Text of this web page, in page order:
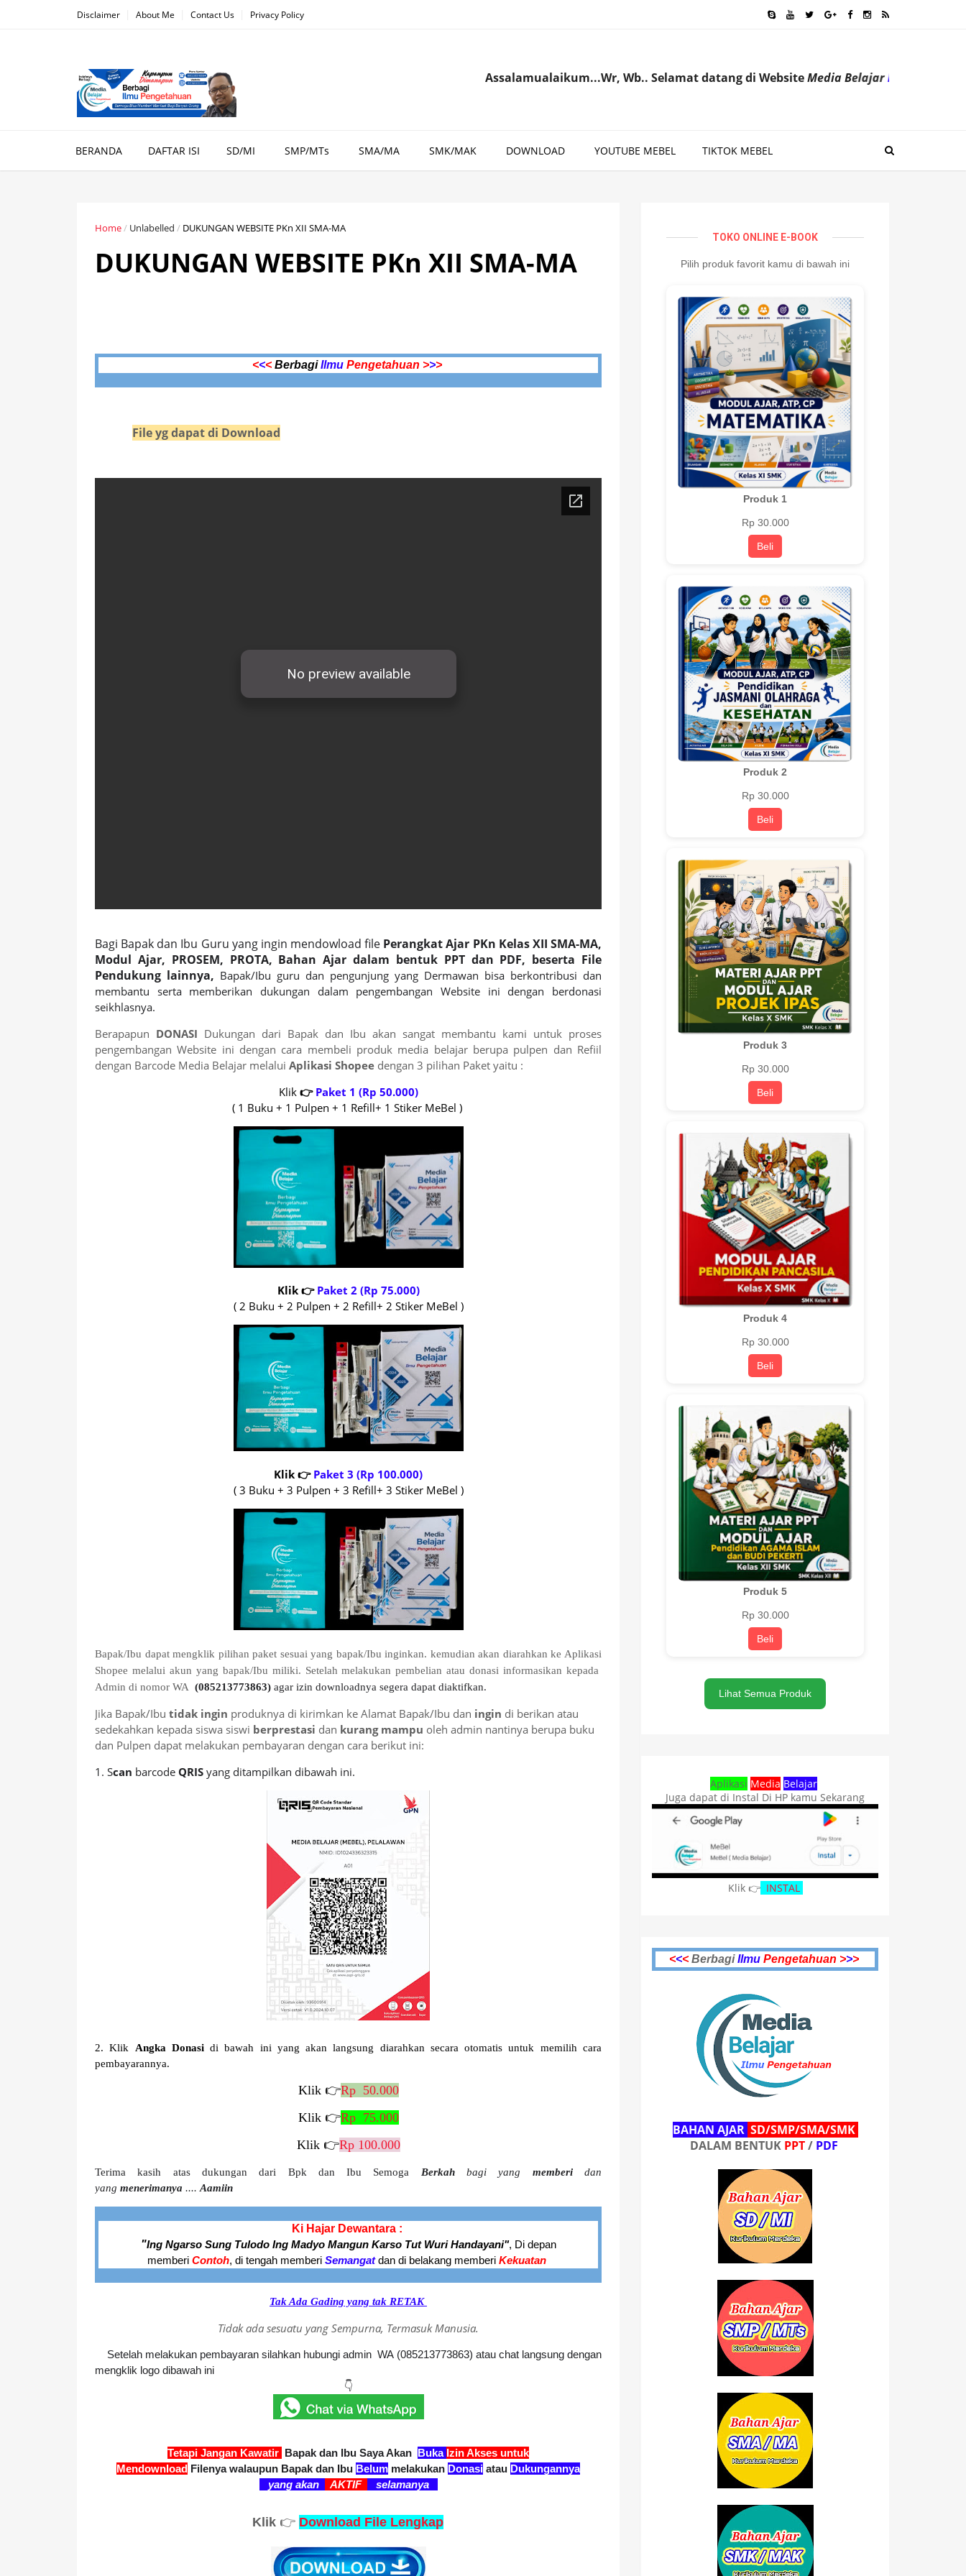
Disclaimer About Me Contact Us Privacy Policy
Assalamualaikum...Wr, Wb.. Selamat datang di WebsiteMedia BelajarIlmuPengetahuan
BERANDA DAFTAR ISI SD/MI SMP/MTs SMA/MA SMK/MAK DOWNLOAD YOUTUBE MEBEL TIKTOK MEBEL
Home/ Unlabelled / DUKUNGAN WEBSITE PKn XII SMA-MA
DUKUNGAN WEBSITE PKn XII SMA-MA
<<< BerbagiIlmuPengetahuan >>>
File yg dapat di Download
Bagi Bapak dan Ibu Guru yang ingin mendowload file Perangkat Ajar PKn Kelas XII SMA-MA,
Modul Ajar, PROSEM, PROTA, Bahan Ajar dalam bentuk PPT dan PDF, beserta File
Pendukung lainnya, Bapak/Ibu guru dan pengunjung yang Dermawan bisa berkontribusi dan
membantu serta memberikan dukungan dalam pengembangan Website ini dengan berdonasi
seikhlasnya.
Berapapun DONASI Dukungan dari Bapak dan Ibu akan sangat membantu kami untuk proses
pengembangan Website ini dengan cara membeli produk media belajar berupa pulpen dan Refiil
dengan Barcode Media Belajar melalui Aplikasi Shopee dengan 3 pilihan Paket yaitu :
Klik👉 Paket 1 (Rp 50.000)
( 1 Buku + 1 Pulpen + 1 Refill+ 1 Stiker MeBel )
Klik 👉 Paket 2 (Rp 75.000)
( 2 Buku + 2 Pulpen + 2 Refill+ 2 Stiker MeBel )
Klik 👉 Paket 3 (Rp 100.000)
( 3 Buku + 3 Pulpen + 3 Refill+ 3 Stiker MeBel )
Bapak/Ibu dapat mengklik pilihan paket sesuai yang bapak/Ibu inginkan. kemudian akan diarahkan ke Aplikasi
Shopee melalui akun yang bapak/Ibu miliki. Setelah melakukan pembelian atau donasi informasikan kepada
Admin di nomor WA (085213773863) agar izin downloadnya segera dapat diaktifkan.
Jika Bapak/Ibu tidak ingin produknya di kirimkan ke Alamat Bapak/Ibu dan ingin di berikan atau
sedekahkan kepada siswa siswi berprestasi dan kurang mampu oleh admin nantinya berupa buku
dan Pulpen dapat melakukan pembayaran dengan cara berikut ini:
1. Scan barcode QRIS yang ditampilkan dibawah ini.
2. Klik Angka Donasidi bawah ini yang akan langsung diarahkan secara otomatis untuk memilih cara
pembayarannya.
Klik 👉Rp 50.000
Klik 👉Rp 75.000
Klik 👉Rp 100.000
Terima kasih atas dukungan dari Bpk dan Ibu Semoga Berkahbagi yang memberidan
yang menerimanya .... Aamiin
Ki Hajar Dewantara :
"Ing Ngarso Sung Tulodo Ing Madyo Mangun Karso Tut Wuri Handayani", Di depan
memberi Contoh, di tengah memberi Semangatdan di belakang memberi Kekuatan
Tak Ada Gading yang tak RETAK
Tidak ada sesuatu yang Sempurna, Termasuk Manusia.
Setelah melakukan pembayaran silahkan hubungi admin WA (085213773863) atau chat langsung dengan
mengklik logo dibawah ini
👇
Tetapi Jangan Kawatir Bapak dan Ibu Saya Akan Buka Izin Akses untuk
Mendownload Filenyawalaupun Bapak dan Ibu Belum melakukan Donasi atau Dukungannya
yang akan
AKTIF selamanya
Klik 👉 Download File Lengkap
TOKO ONLINE E-BOOK
Pilih produk favorit kamu di bawah ini
Produk 1
Rp 30.000
Beli
Produk 2
Rp 30.000
Beli
Produk 3
Rp 30.000
Beli
Produk 4
Rp 30.000
Beli
Produk 5
Rp 30.000
Beli
Lihat Semua Produk
Aplikasi Media Belajar
Juga dapat di Instal Di HP kamu Sekarang
Klik 👉INSTAL
<<< BerbagiIlmuPengetahuan >>>
BAHAN AJAR SD/SMP/SMA/SMK
DALAM BENTUK PPT/ PDF